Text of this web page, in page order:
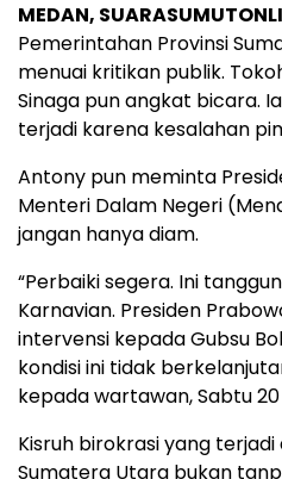
MEDAN,
Pemerintahan Provinsi
menuai kritikan publik.
Sinaga pun angkat bicara.
terjadi karena kesalahan
Antony pun meminta
Menteri Dalam Negeri
jangan hanya diam.
“Perbaiki segera. Ini
Karnavian. Presiden
intervensi kepada Gubsu
kondisi ini tidak
kepada wartawan, Sabtu
Kisruh birokrasi yang
Sumatera Utara bukan